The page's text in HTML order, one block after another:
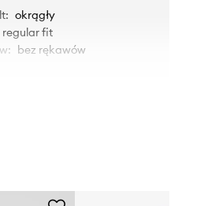
: okrągły
regular fit
: bez rękawów
prezentowane w sklepie